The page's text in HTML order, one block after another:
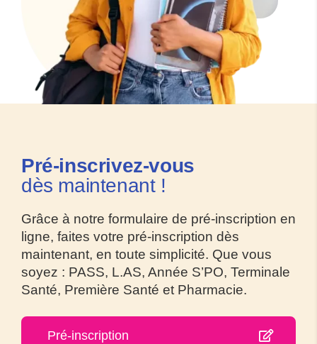
Pré-inscrivez-vous
dès maintenant !
Grâce à notre formulaire de pré-inscription en
ligne, faites votre pré-inscription dès
maintenant, en toute simplicité. Que vous
soyez : PASS, L.AS, Année S’PO, Terminale
Santé, Première Santé et Pharmacie.
Pré-inscription